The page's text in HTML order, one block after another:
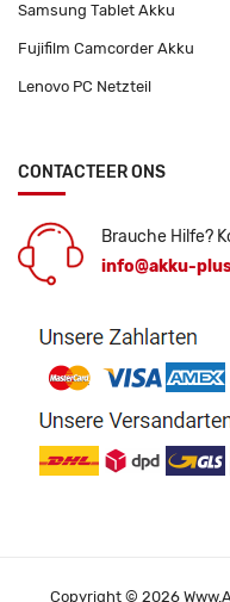
Samsung Tablet Akku
Fujifilm Camcorder Akku
Lenovo PC Netzteil
CONTACTEER ONS
Brauche Hilfe?
info@akku-
Copyright © 2026